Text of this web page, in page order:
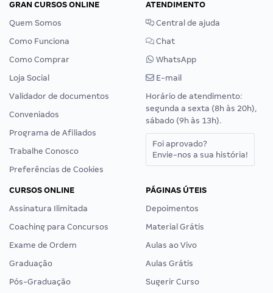
GRAN CURSOS ONLINE
Quem Somos
Como Funciona
Como Comprar
Loja Social
Validador de documentos
Conveniados
Programa de Afiliados
Trabalhe Conosco
Preferências de Cookies
ATENDIMENTO
Central de ajuda
Chat
WhatsApp
E-mail
Horário de atendimento:
segunda a sexta (8h às 20h),
sábado (9h às 13h).
Foi aprovado?
Envie-nos a sua história!
CURSOS ONLINE
Assinatura Ilimitada
Coaching para Concursos
Exame de Ordem
Graduação
Pós-Graduação
PÁGINAS ÚTEIS
Depoimentos
Material Grátis
Aulas ao Vivo
Aulas Grátis
Sugerir Curso